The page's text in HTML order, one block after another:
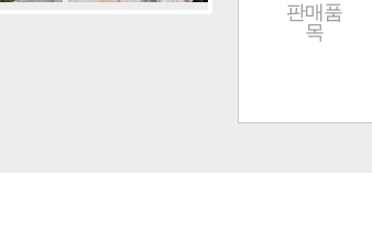
판매품
목